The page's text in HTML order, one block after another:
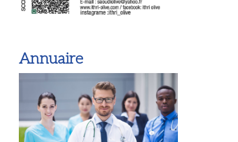
Annuaire